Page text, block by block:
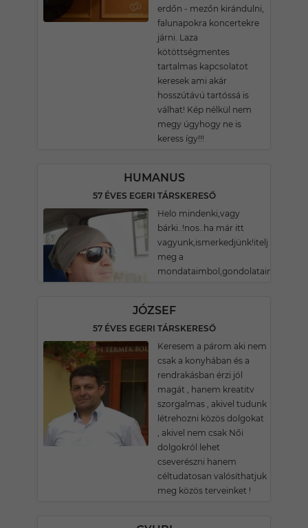
erdőn - mezőn kirándulni,
falunapokra koncertekre
járni. Laza
kötöttségmentes
tartalmas kapcsolatot
keresek ami akár
hosszútávú tartóssá is
válhat! Kép nélkül nem
megy úgyhogy ne is
keress így!!!
HUMANUS
57 ÉVES EGERI TÁRSKERESŐ
Helo mindenki,vagy
bárki..!nos..ha már itt
vagyunk,ismerkedjünk!itelj
meg a
mondataimbol,gondolataimbol..!
JÓZSEF
57 ÉVES EGERI TÁRSKERESŐ
Keresem a párom aki nem
csak a konyhában és a
rendrakásban érzi jól
magát , hanem kreatitv
szorgalmas , akivel tudunk
létrehozni közös dolgokat
, akivel nem csak Női
dolgokról lehet
cseverészni hanem
céltudatosan valósíthatjuk
meg közös terveinket !